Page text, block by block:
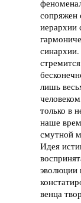
сопряжен
иерархии
лишь
только в
наше
смутной
Идея
эволюции
венца